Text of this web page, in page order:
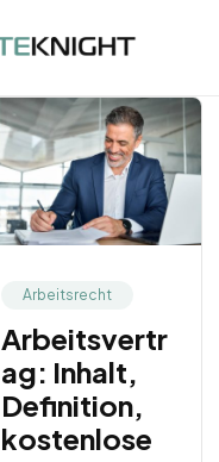
Arbeitsrecht
Arbeitsvertr
ag: Inhalt,
Definition,
kostenlose